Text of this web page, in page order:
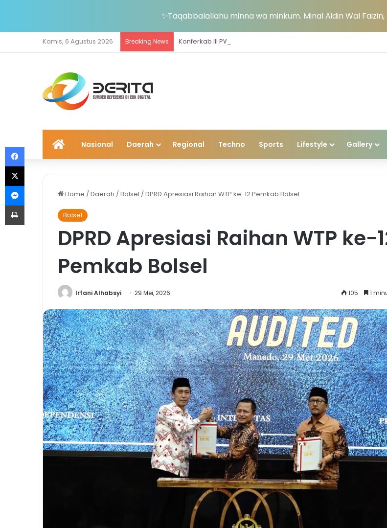
✨Taqabbalallahu minna wa minkum. Minal Aidin Wal
Kamis, 6 Agustus 2026 Breaking News Konferkab III PWI Bolsel Resmi Dibuka
HomeNasional Daerah Regional Techno Sports Lifestyle Gallery
Home /Daerah /Bolsel /DPRD Apresiasi Raihan WTP ke-12 Pemkab Bolsel
Bolsel
DPRD Apresiasi Raihan WTP ke-
Pemkab Bolsel
Irfani Alhabsyi 29 Mei, 2026 105 1
Facebook